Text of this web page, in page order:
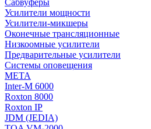
Сабвуферы
Усилители мощности
Усилители-микшеры
Оконечные трансляционные
Низкоомные усилители
Предварительные усилители
Системы оповещения
МЕТА
Inter-M 6000
Roxton 8000
Roxton IP
JDM (JEDIA)